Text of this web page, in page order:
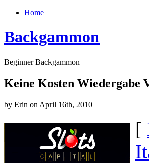
Home
Backgammon
Beginner Backgammon
Keine Kosten Wiedergabe
by Erin on April 16th, 2010
[